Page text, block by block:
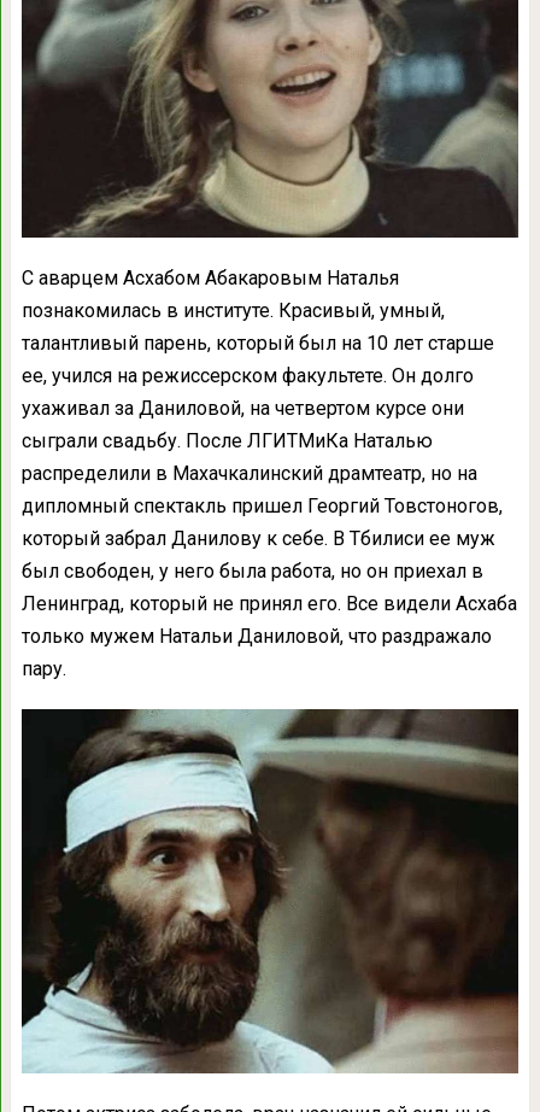
С аварцем Асхабом Абакаровым Наталья
познакомилась в институте. Красивый, умный,
талантливый парень, который был на 10 лет старше
ее, учился на режиссерском факультете. Он долго
ухаживал за Даниловой, на четвертом курсе они
сыграли свадьбу. После ЛГИТМиКа Наталью
распределили в Махачкалинский драмтеатр, но на
дипломный спектакль пришел Георгий Товстоногов,
который забрал Данилову к себе. В Тбилиси ее муж
был свободен, у него была работа, но он приехал в
Ленинград, который не принял его. Все видели Асхаба
только мужем Натальи Даниловой, что раздражало
пару.